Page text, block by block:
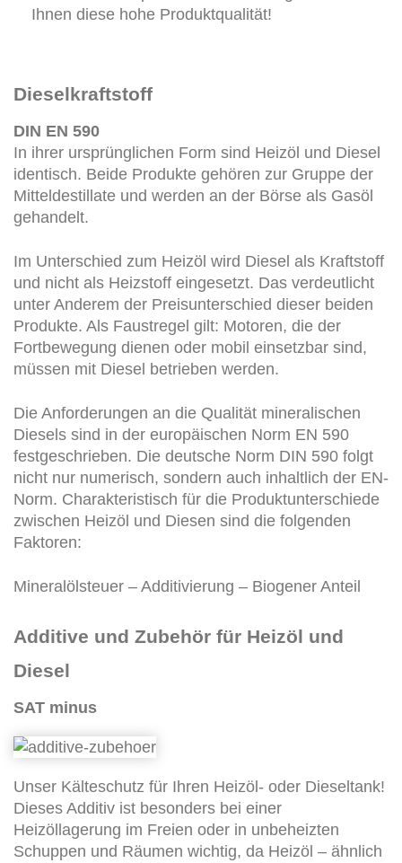
Ihnen diese hohe Produktqualität!
Dieselkraftstoff
DIN EN 590
In ihrer ursprünglichen Form sind Heizöl und Diesel
identisch. Beide Produkte gehören zur Gruppe der
Mitteldestillate und werden an der Börse als Gasöl
gehandelt.
Im Unterschied zum Heizöl wird Diesel als Kraftstoff
und nicht als Heizstoff eingesetzt. Das verdeutlicht
unter Anderem der Preisunterschied dieser beiden
Produkte. Als Faustregel gilt: Motoren, die der
Fortbewegung dienen oder mobil einsetzbar sind,
müssen mit Diesel betrieben werden.
Die Anforderungen an die Qualität mineralischen
Diesels sind in der europäischen Norm EN 590
festgeschrieben. Die deutsche Norm DIN 590 folgt
nicht nur numerisch, sondern auch inhaltlich der EN-
Norm. Charakteristisch für die Produktunterschiede
zwischen Heizöl und Diesen sind die folgenden
Faktoren:
Mineralölsteuer – Additivierung – Biogener Anteil
Additive und Zubehör für Heizöl und
Diesel
SAT minus
Unser Kälteschutz für Ihren Heizöl- oder Dieseltank!
Dieses Additiv ist besonders bei einer
Heizöllagerung im Freien oder in unbeheizten
Schuppen und Räumen wichtig, da Heizöl – ähnlich